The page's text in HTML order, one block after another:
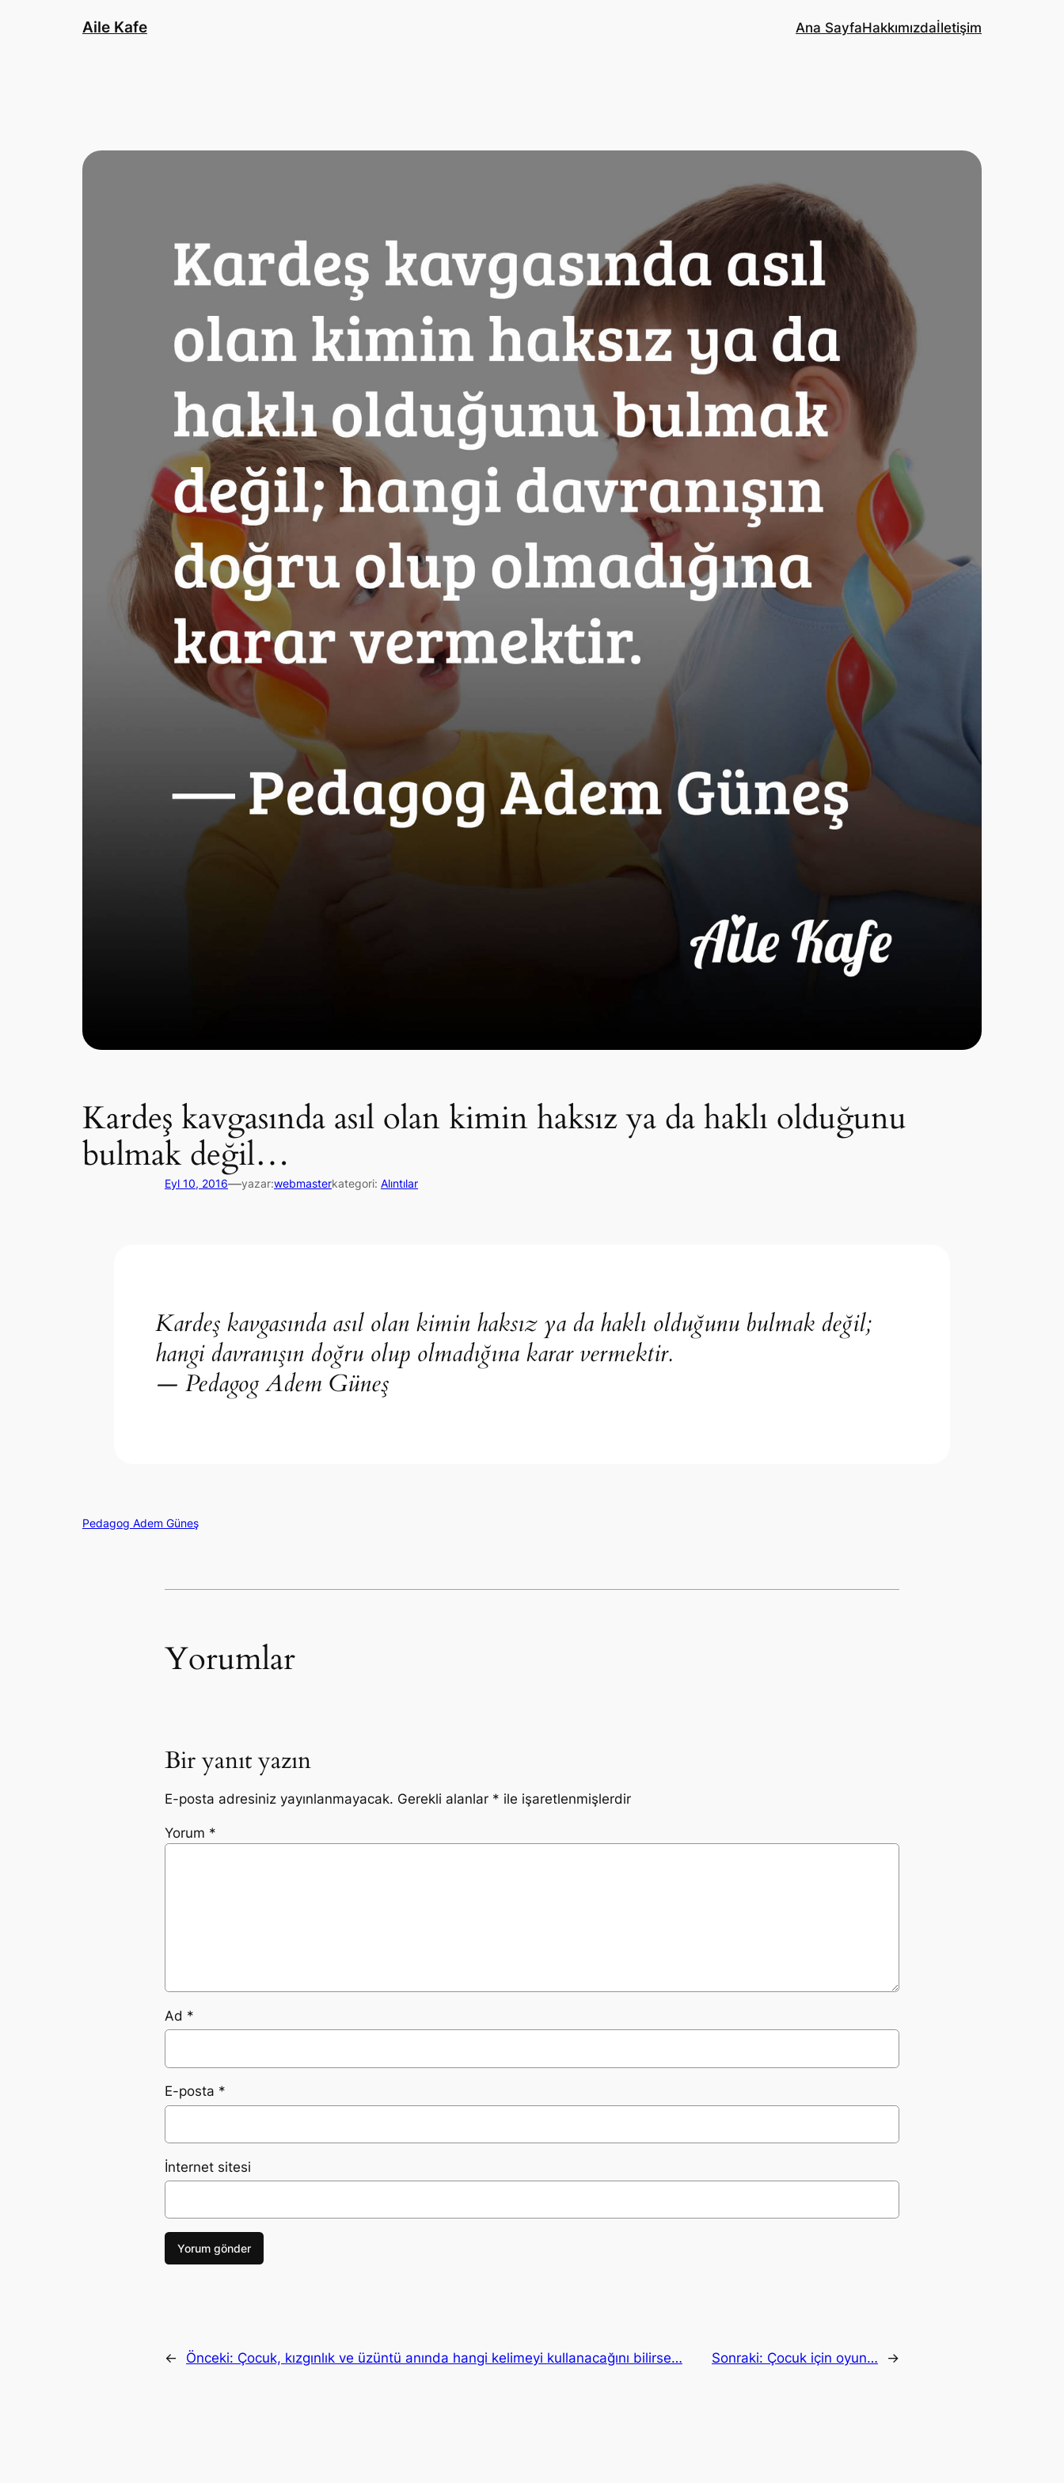
Aile Kafe Ana SayfaHakkımızdaİletişim
Kardeş kavgasında asıl olan kimin haksız ya da haklı olduğunu
bulmak değil…
Eyl 10, 2016—yazar:webmasterkategori: Alıntılar
Kardeş kavgasında asıl olan kimin haksız ya da haklı olduğunu bulmak değil;
hangi davranışın doğru olup olmadığına karar vermektir.
— Pedagog Adem Güneş
Pedagog Adem Güneş
Yorumlar
Bir yanıt yazın
E-posta adresiniz yayınlanmayacak. Gerekli alanlar * ile işaretlenmişlerdir
Yorum *
Ad *
E-posta *
İnternet sitesi
← Önceki: Çocuk, kızgınlık ve üzüntü anında hangi kelimeyi kullanacağını bilirse… Sonraki: Çocuk için oyun… →